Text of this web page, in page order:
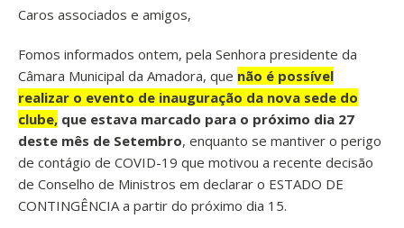
Caros associados e amigos,
Fomos informados ontem, pela Senhora presidente da
Câmara Municipal da Amadora, que não é possível
realizar o evento de inauguração da nova sede do
clube, que estava marcado para o próximo dia 27
deste mês de Setembro, enquanto se mantiver o perigo
de contágio de COVID-19 que motivou a recente decisão
de Conselho de Ministros em declarar o ESTADO DE
CONTINGÊNCIA a partir do próximo dia 15.